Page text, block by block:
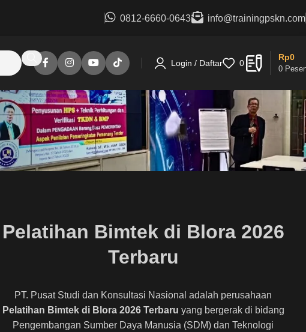
0812-6660-0643 info@trainingpskn.com
Login / Daftar 0
0
Rp0
Pelatihan Bimtek di Blora 2026
Terbaru
PT. Pusat Studi dan Konsultasi Nasional adalah perusahaan
Pelatihan Bimtek di Blora 2026 Terbaru yang bergerak di bidang
Pengembangan Sumber Daya Manusia (SDM) dan Teknologi